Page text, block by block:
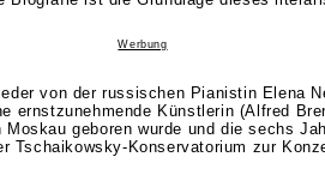
Werbung
von der russischen Pianistin Elena
ernstzunehmende Künstlerin (Alfred
geboren wurde und die sechs
Tschaikowsky-Konservatorium zur